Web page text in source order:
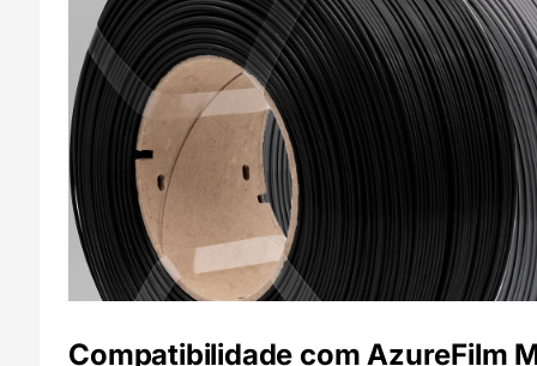
Compatibilidade com AzureFilm